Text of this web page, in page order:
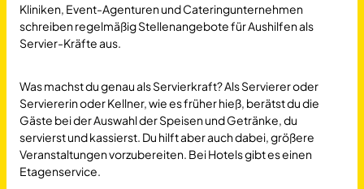
Kliniken, Event-Agenturen und Cateringunternehmen
schreiben regelmäßig Stellenangebote für Aushilfen als
Servier-Kräfte aus.
Was machst du genau als Servierkraft? Als Servierer oder
Serviererin oder Kellner, wie es früher hieß, berätst du die
Gäste bei der Auswahl der Speisen und Getränke, du
servierst und kassierst. Du hilft aber auch dabei, größere
Veranstaltungen vorzubereiten. Bei Hotels gibt es einen
Etagenservice.